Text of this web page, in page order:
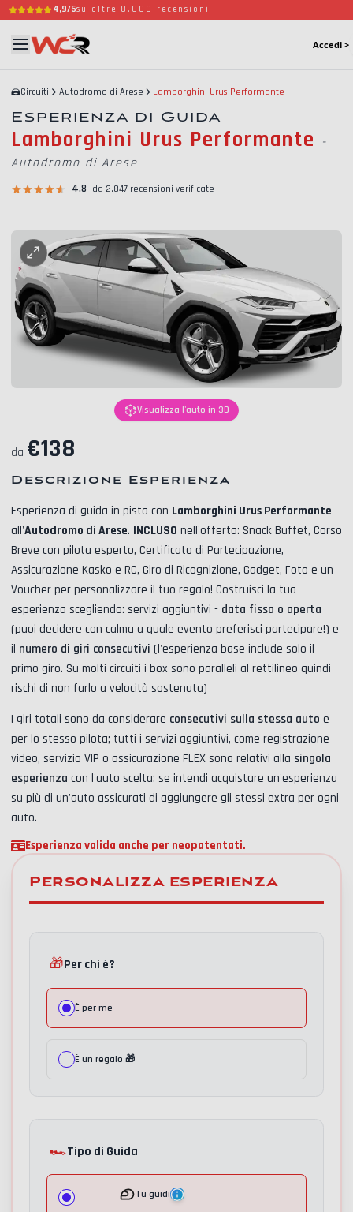
4,9/5su oltre 8.000 recensioni
Accedi >
Circuiti Autodromo di Arese Lamborghini Urus Performante
Esperienza di Guida
Lamborghini Urus Performante
-
Autodromo di Arese
4.8 da 2.847 recensioni verificate
Visualizza l'auto in 3D
da €138
Descrizione Esperienza
Esperienza di guida in pista con Lamborghini Urus Performante
all'Autodromo di Arese. INCLUSO nell'offerta: Snack Buffet, Corso
Breve con pilota esperto, Certificato di Partecipazione,
Assicurazione Kasko e RC, Giro di Ricognizione, Gadget, Foto e un
Voucher per personalizzare il tuo regalo! Costruisci la tua
esperienza scegliendo: servizi aggiuntivi - data fissa o aperta
(puoi decidere con calma a quale evento preferisci partecipare!) e
il numero di giri consecutivi (l'esperienza base include solo il
primo giro. Su molti circuiti i box sono paralleli al rettilineo quindi
rischi di non farlo a velocità sostenuta)
I giri totali sono da considerare consecutivi sulla stessa auto e
per lo stesso pilota; tutti i servizi aggiuntivi, come registrazione
video, servizio VIP o assicurazione FLEX sono relativi alla singola
esperienza con l'auto scelta: se intendi acquistare un'esperienza
su più di un'auto assicurati di aggiungere gli stessi extra per ogni
auto.
Esperienza valida anche per neopatentati.
Personalizza esperienza
🎁Per chi è?
È per me
È un regalo 🎁
🏎️Tipo di Guida
Tu guidi